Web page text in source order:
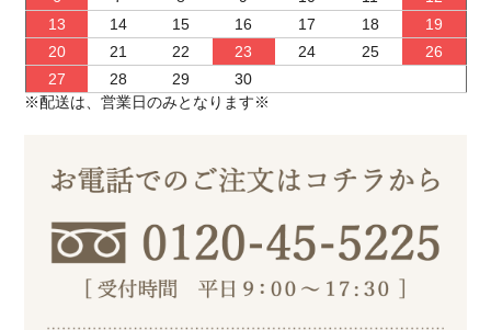
13
14 15 16 17 18
19
20
21 22 23 24 25
26
27
28 29
30
※配送は、営業日のみとなります※